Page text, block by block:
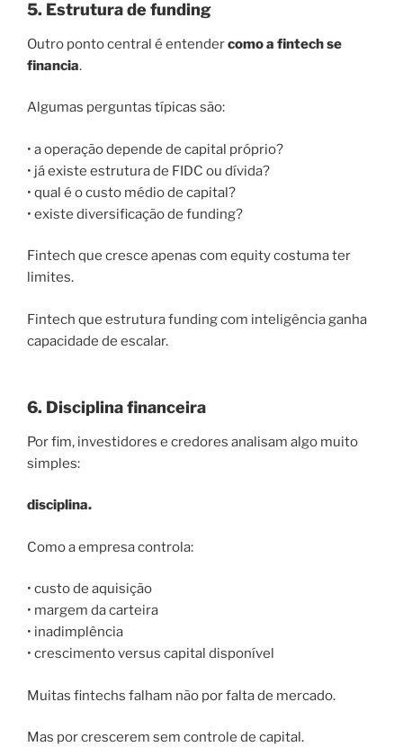
5. Estrutura de funding
Outro ponto central é entendercomo a fintech se
financia.
Algumas perguntas típicas são:
• a operação depende de capital próprio?
• já existe estrutura de FIDC ou dívida?
• qual é o custo médio de capital?
• existe diversificação de funding?
Fintech que cresce apenas com equity costuma ter
limites.
Fintech que estrutura funding com inteligência ganha
capacidade de escalar.
6. Disciplina financeira
Por fim, investidores e credores analisam algo muito
simples:
disciplina.
Como a empresa controla:
• custo de aquisição
• margem da carteira
• inadimplência
• crescimento versus capital disponível
Muitas fintechs falham não por falta de mercado.
Mas por crescerem sem controle de capital.